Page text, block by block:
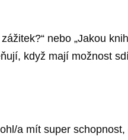
nebo „Jakou
když mají možnost
a mít super schopnost,